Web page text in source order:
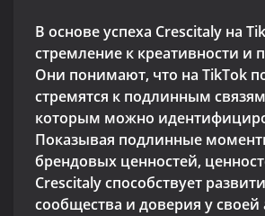
В основе успеха Crescitaly на
стремление к креативности и
Они понимают, что на TikTok
стремятся к подлинным
которым можно
Показывая подлинные
брендовых ценностей,
Crescitaly способствует
сообщества и доверия у